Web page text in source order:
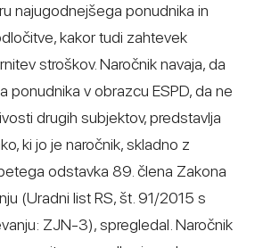
najugodnejšega ponudnika in
kakor tudi zahtevek
stroškov. Naročnik navaja, da
ponudnika v obrazcu ESPD, da ne
drugih subjektov, predstavlja
ki jo je naročnik, skladno z
odstavka 89. člena Zakona
(Uradni list RS, št. 91/2015 s
ZJN-3), spregledal. Naročnik